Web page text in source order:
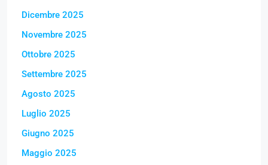
Dicembre 2025
Novembre 2025
Ottobre 2025
Settembre 2025
Agosto 2025
Luglio 2025
Giugno 2025
Maggio 2025